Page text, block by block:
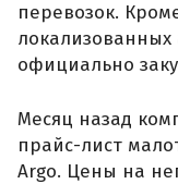
перевозок.
официально
Месяц назад
прайс-лист
Argo. Цены на